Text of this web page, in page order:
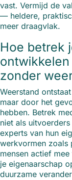
vast. Vermijd de
— heldere,
meer draagvlak.
Hoe betrek
zonder
Weerstand
maar door het
hebben. Betrek
niet als
experts van hun
werkvormen zoals
mensen actief
je eigenaarschap
duurzame